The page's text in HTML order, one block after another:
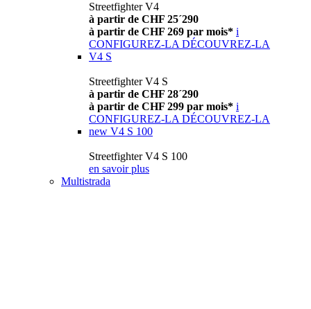
Streetfighter V4
à partir de CHF 25´290
à partir de CHF 269 par mois* i
CONFIGUREZ-LA DÉCOUVREZ-LA
V4 S
Streetfighter V4 S
à partir de CHF 28´290
à partir de CHF 299 par mois* i
CONFIGUREZ-LA DÉCOUVREZ-LA
new V4 S 100
Streetfighter V4 S 100
en savoir plus
Multistrada